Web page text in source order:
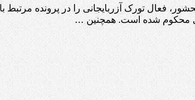
محکوم شده است. همچنین …